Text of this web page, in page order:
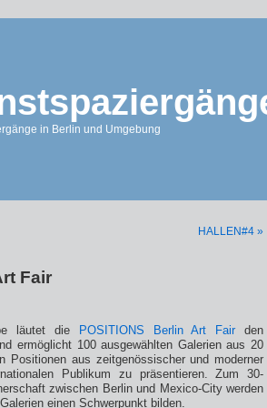
in Berlin und Umgebung
HALLEN#4 »
Fair
läutet die POSITIONS Berlin Art Fair den
ermöglicht 100 ausgewählten Galerien aus 20
Positionen aus zeitgenössischer und moderner
Publikum zu präsentieren. Zum 30-
zwischen Berlin und Mexico-City werden
einen Schwerpunkt bilden.